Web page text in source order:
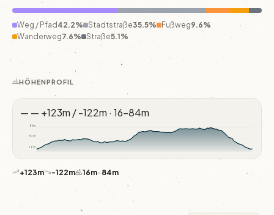
Weg / Pfad 42.2% Stadtstraße35.5% Fußweg9.6%
Wanderweg7.6% Straße5.1%
HÖHENPROFIL
— — +123m / -122m · 16–84m
16m
50m
84m
+123m -122m 16m–84m